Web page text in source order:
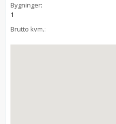
Bygninger:
1
Brutto kvm.: